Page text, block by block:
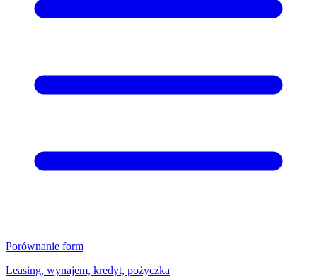
Porównanie form
Leasing, wynajem, kredyt, pożyczka